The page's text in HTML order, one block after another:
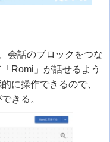
会話のブロックをつな
Romi 」が話せるよう
に操作できるので、
きる。